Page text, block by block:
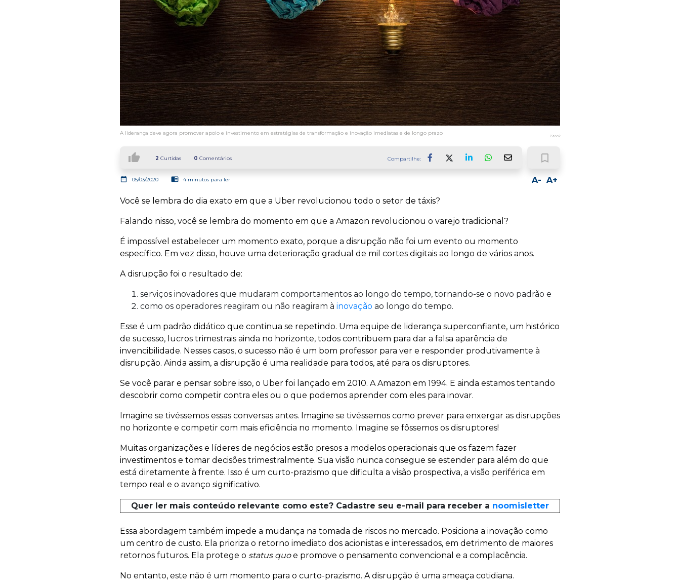
A liderança deve agora promover apoio e investimento em estratégias de transformação e inovação imediatas e de longo prazo iStock
thumb_up 2 Curtidas 0 Comentários Compartilhe: bookmark_border
date_range 05/03/2020 chrome_reader_mode 4 minutos para ler A+
A-
Você se lembra do dia exato em que a Uber revolucionou todo o setor de táxis?
Falando nisso, você se lembra do momento em que a Amazon revolucionou o varejo tradicional?
É impossível estabelecer um momento exato, porque a disrupção não foi um evento ou momento
específico. Em vez disso, houve uma deterioração gradual de mil cortes digitais ao longo de vários anos.
A disrupção foi o resultado de:
serviços inovadores que mudaram comportamentos ao longo do tempo, tornando-se o novo padrão e
como os operadores reagiram ou não reagiram à inovação ao longo do tempo.
Esse é um padrão didático que continua se repetindo. Uma equipe de liderança superconfiante, um histórico
de sucesso, lucros trimestrais ainda no horizonte, todos contribuem para dar a falsa aparência de
invencibilidade. Nesses casos, o sucesso não é um bom professor para ver e responder produtivamente à
disrupção. Ainda assim, a disrupção é uma realidade para todos, até para os disruptores.
Se você parar e pensar sobre isso, o Uber foi lançado em 2010. A Amazon em 1994. E ainda estamos tentando
descobrir como competir contra eles ou o que podemos aprender com eles para inovar.
Imagine se tivéssemos essas conversas antes. Imagine se tivéssemos como prever para enxergar as disrupções
no horizonte e competir com mais eficiência no momento. Imagine se fôssemos os disruptores!
Muitas organizações e líderes de negócios estão presos a modelos operacionais que os fazem fazer
investimentos e tomar decisões trimestralmente. Sua visão nunca consegue se estender para além do que
está diretamente à frente. Isso é um curto-prazismo que dificulta a visão prospectiva, a visão periférica em
tempo real e o avanço significativo.
Quer ler mais conteúdo relevante como este? Cadastre seu e-mail para receber a noomisletter
Essa abordagem também impede a mudança na tomada de riscos no mercado. Posiciona a inovação como
um centro de custo. Ela prioriza o retorno imediato dos acionistas e interessados, em detrimento de maiores
retornos futuros. Ela protege o status quoe promove o pensamento convencional e a complacência.
No entanto, este não é um momento para o curto-prazismo. A disrupção é uma ameaça cotidiana.